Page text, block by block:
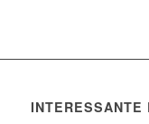
INTERESSANTE